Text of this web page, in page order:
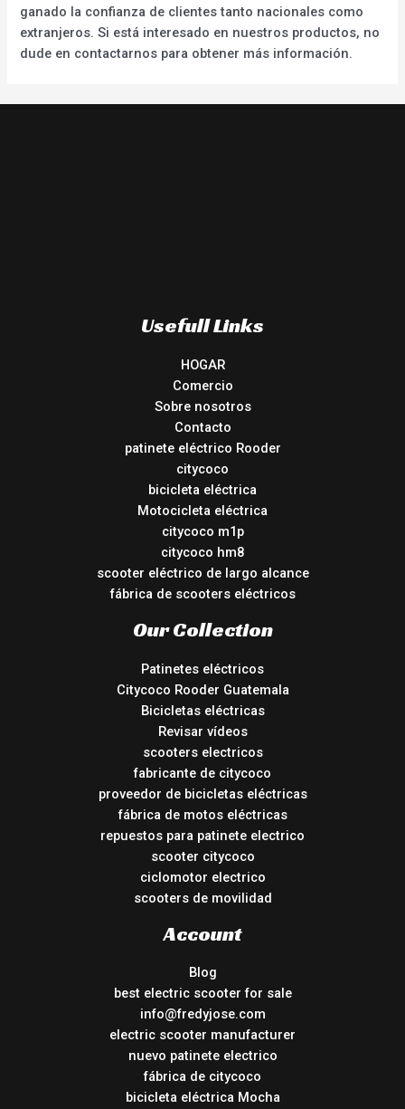
ganado la confianza de clientes tanto nacionales como
extranjeros. Si está interesado en nuestros productos, no
dude en contactarnos para obtener más información.
Usefull Links
HOGAR
Comercio
Sobre nosotros
Contacto
patinete eléctrico Rooder
citycoco
bicicleta eléctrica
Motocicleta eléctrica
citycoco m1p
citycoco hm8
scooter eléctrico de largo alcance
fábrica de scooters eléctricos
Our Collection
Patinetes eléctricos
Citycoco Rooder Guatemala
Bicicletas eléctricas
Revisar vídeos
scooters electricos
fabricante de citycoco
proveedor de bicicletas eléctricas
fábrica de motos eléctricas
repuestos para patinete electrico
scooter citycoco
ciclomotor electrico
scooters de movilidad
Account
Blog
best electric scooter for sale
info@fredyjose.com
electric scooter manufacturer
nuevo patinete electrico
fábrica de citycoco
bicicleta eléctrica Mocha